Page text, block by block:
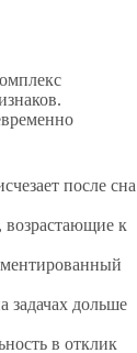
после сна
возрастающие к
задачах дольше
в отклик